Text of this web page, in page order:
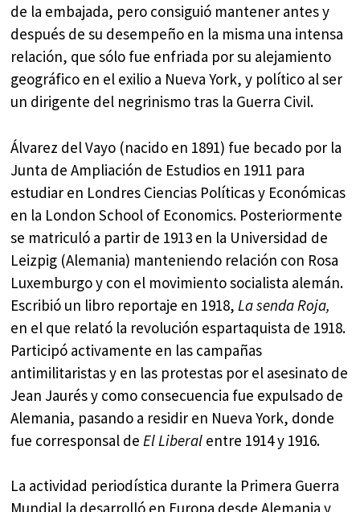
de la embajada, pero consiguió mantener antes y
después de su desempeño en la misma una intensa
relación, que sólo fue enfriada por su alejamiento
geográfico en el exilio a Nueva York, y político al ser
un dirigente del negrinismo tras la Guerra Civil.
Álvarez del Vayo (nacido en 1891) fue becado por la
Junta de Ampliación de Estudios en 1911 para
estudiar en Londres Ciencias Políticas y Económicas
en la London School of Economics. Posteriormente
se matriculó a partir de 1913 en la Universidad de
Leizpig (Alemania) manteniendo relación con Rosa
Luxemburgo y con el movimiento socialista alemán.
Escribió un libro reportaje en 1918,La senda Roja,
en el que relató la revolución espartaquista de 1918.
Participó activamente en las campañas
antimilitaristas y en las protestas por el asesinato de
Jean Jaurés y como consecuencia fue expulsado de
Alemania, pasando a residir en Nueva York, donde
fue corresponsal deEl Liberal entre 1914 y 1916.
La actividad periodística durante la Primera Guerra